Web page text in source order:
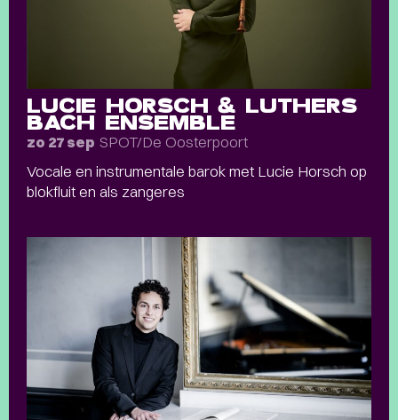
LUCIE HORSCH & LUTHERS
BACH ENSEMBLE
zo 27 sep SPOT/De Oosterpoort
Vocale en instrumentale barok met Lucie Horsch op
blokfluit en als zangeres